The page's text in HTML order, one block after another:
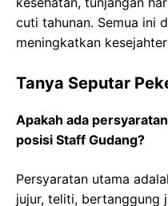
cuti tahunan. Semua ini
meningkatkan
Tanya Seputar
Apakah ada
posisi Staff Gudang?
Persyaratan utama
jujur, teliti, bertanggung